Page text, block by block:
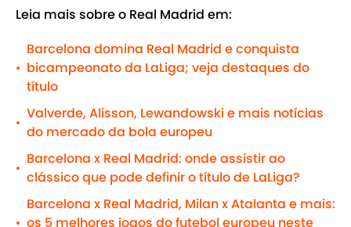
Leia mais sobre o Real Madrid em:
•
Barcelona domina Real Madrid e conquista
bicampeonato da LaLiga; veja destaques do
título
•
Valverde, Alisson, Lewandowski e mais notícias
do mercado da bola europeu
•
Barcelona x Real Madrid: onde assistir ao
clássico que pode definir o título de LaLiga?
•
Barcelona x Real Madrid, Milan x Atalanta e mais:
os 5 melhores jogos do futebol europeu neste